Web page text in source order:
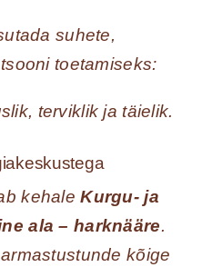
suhete,
toetamiseks:
terviklik ja täielik.
kehaleKurgu- ja
ala – harknääre.
kõige